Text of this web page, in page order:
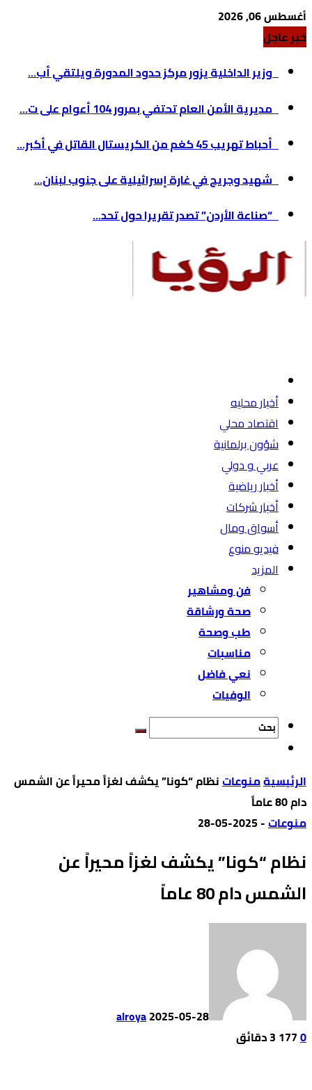
أغسطس 06, 2026
خبر عاجل
وزير الداخلية يزور مركز حدود المدورة ويلتقي أب...
مديرية الأمن العام تحتفي بمرور 104 أعوام على ت...
أحباط تهريب 45 كغم من الكريستال القاتل في أكبر...
شهيد وجريح في غارة إسرائيلية على جنوب لبنان...
“صناعة الأردن” تصدر تقريرا حول تحد...
أخبار محليه
اقتصاد محلي
شؤون برلمانية
عربي و دولي
أخبار رياضية
أخبار شركات
أسواق ومال
فيديو منوع
المزيد
فن ومشاهير
صحة ورشاقة
طب وصحة
مناسبات
نعي فاضل
الوفيات
‫الرئيسية‬منوعاتنظام “كونا” يكشف لغزاً محيراً عن الشمس
دام 80 عاماً
منوعات-
2025-05-28
نظام “كونا” يكشف لغزاً محيراً عن
الشمس دام 80 عاماً
alroya2025-05-28
0
177 3 ‫دقائق‬